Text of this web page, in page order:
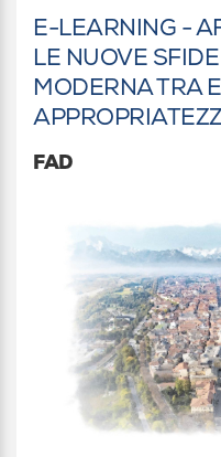
E-LEARNING -
LE NUOVE
MODERNA TRA
FAD